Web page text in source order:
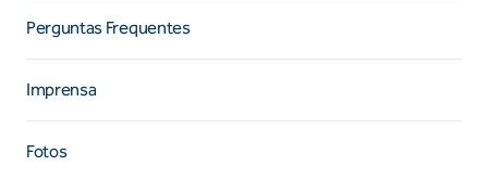
Perguntas Frequentes
Imprensa
Fotos